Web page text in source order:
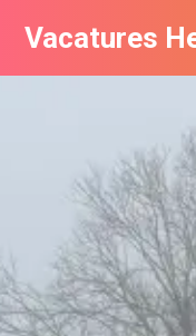
Vacatures
Vacatures per
Nieuwsbrief feed